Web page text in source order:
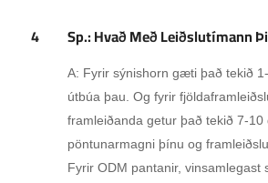
4 Sp.: Hvað Með Leiðslutímann
A: Fyrir sýnishorn gæti það tekið
útbúa þau. Og fyrir
framleiðanda getur það tekið 7-10
pöntunarmagni þínu og
Fyrir ODM pantanir, vinsamlegast